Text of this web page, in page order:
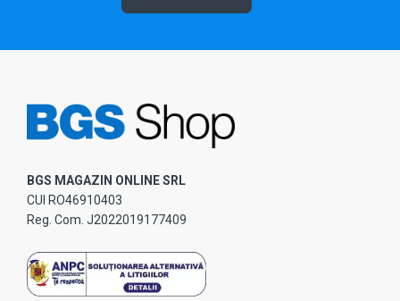
BGS MAGAZIN ONLINE SRL
CUI RO46910403
Reg. Com. J2022019177409